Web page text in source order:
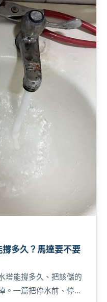
多久？馬達要不要
塔能撐多久、把該儲的
。一篇把停水前、停水